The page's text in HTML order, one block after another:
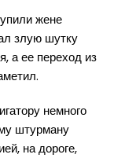
жене
злую шутку
а ее переход из
немного
штурману
на дороге,